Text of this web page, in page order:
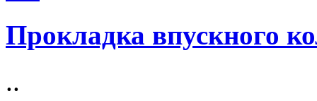
Прокладка впускного
..